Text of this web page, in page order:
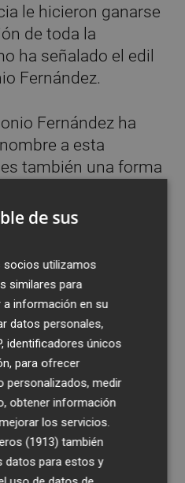
le hicieron ganarse
de toda la
ha señalado el edil
Fernández.
Fernández ha
a esta
también una forma
generaciones el
que entendió el
de
convivencia".
impulsada
Casillas, responde
vecinos,
de la
a Juan Pérez
en la historia
de sus
socios utilizamos
similares para
a información en su
datos personales,
identificadores únicos
para ofrecer
personalizados, medir
obtener información
los servicios.
(1913) también
datos para estos y